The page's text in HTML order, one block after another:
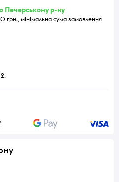
Печерському р-ну
грн., мінімальна сума замовлення